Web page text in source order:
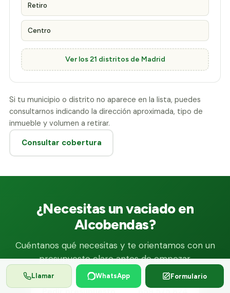
Retiro
Centro
Ver los 21 distritos de Madrid
Si tu municipio o distrito no aparece en la lista, puedes
consultarnos indicando la dirección aproximada, tipo de
inmueble y volumen a retirar.
Consultar cobertura
¿Necesitas un vaciado en
Alcobendas?
Cuéntanos qué necesitas y te orientamos con un
presupuesto claro antes de empezar.
Llamar WhatsApp Formulario